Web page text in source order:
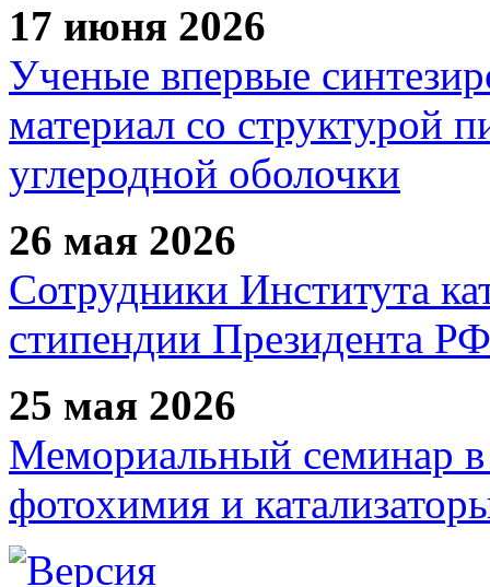
17 июня 2026
Ученые впервые
материал со структурой
углеродной оболочки
26 мая 2026
Сотрудники Института
стипендии Президента РФ
25 мая 2026
Мемориальный семинар в
фотохимия и